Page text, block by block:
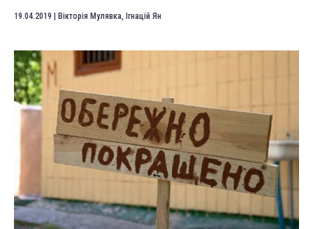
19.04.2019 Вікторія Мулявка, Ігнацій Ян